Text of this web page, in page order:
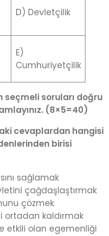
D) Devletçilik
E)
Cumhuriyetçilik
seçmeli soruları doğru
(8×5=40)
cevaplardan hangisi
birisi
sağlamak
çağdaşlaştırmak
çözmek
ortadan kaldırmak
etkili olan egemenliği